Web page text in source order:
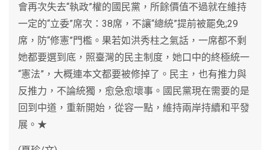
會再次失去“執政”權的國民黨，所餘價值不過就在維持
一定的“立委”席次：38席，不讓“總統”提前被罷免;29
席，防“修憲”門檻。果若如洪秀柱之氣話，一席都不剩
她都要選到底，照臺灣的民主制度，她口中的終極統一
“憲法”，大概連本文都要被修掉了。民主，也有推力與
反推力，不論統獨，愈急愈壞事。國民黨現在需要的是
回到中道，重新開始，從容一點，維持兩岸持續和平發
展。★